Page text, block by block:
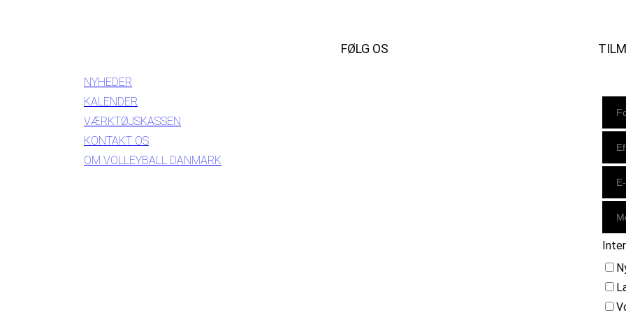
NYHEDER
KALENDER
VÆRKTØJSKASSEN
KONTAKT OS
OM VOLLEYBALL DANMARK
FØLG OS